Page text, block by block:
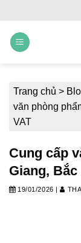
content
Trang chủ >
văn phòng
VAT
Cung cấp
Giang, Bắc
19/01/2026 |